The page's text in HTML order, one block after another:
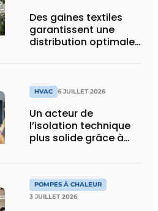
Des gaines textiles
garantissent une
distribution optimale
Daiza
HVAC 6 JUILLET 2026
Un acteur de
l’isolation technique
plus solide grâce à
POMPES À CHALEUR
3 JUILLET 2026